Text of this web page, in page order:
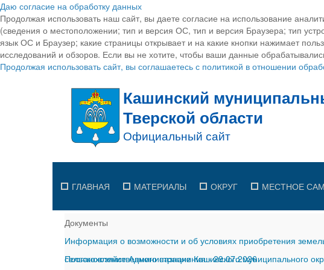
Даю согласие на обработку данных
Продолжая использовать наш сайт, вы даете согласие на использование
(сведения о местоположении; тип и версия ОС, тип и версия Браузера; тип
язык ОС и Браузер; какие страницы открывает и на какие кнопки нажимает
исследований и обзоров. Если вы не хотите, чтобы ваши данные
Продолжая использовать сайт, вы соглашаетесь с политикой в отношении
ГЛАВНАЯ МАТЕРИАЛЫ ОКРУГ МЕСТНОЕ
Документы
Информация о возможности и об условиях приобретения
сельскохозяйственного назначения-29.07.2026
Постановление Администрации Кашинского муниципального